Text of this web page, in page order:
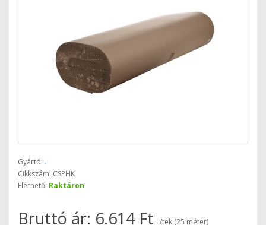
Gyártó: .
Cikkszám: CSPHK
Elérhető: Raktáron
Bruttó ár: 6.614 Ft
/tek (25 méter)